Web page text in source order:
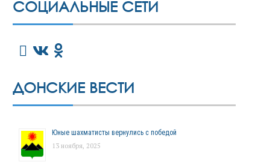
СОЦИАЛЬНЫЕ СЕТИ
ДОНСКИЕ ВЕСТИ
Юные шахматисты вернулись с победой
13 ноября, 2025